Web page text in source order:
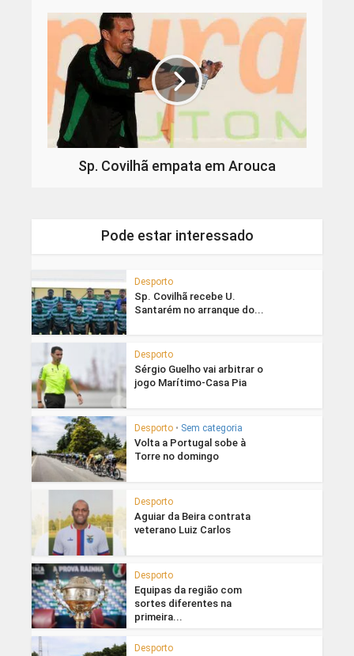
Sp. Covilhã empata em Arouca
Pode estar interessado
Desporto
Sp. Covilhã recebe U.
Santarém no arranque do...
Desporto
Sérgio Guelho vai arbitrar o
jogo Marítimo-Casa Pia
Desporto • Sem categoria
Volta a Portugal sobe à
Torre no domingo
Desporto
Aguiar da Beira contrata
veterano Luiz Carlos
Desporto
Equipas da região com
sortes diferentes na
primeira...
Desporto